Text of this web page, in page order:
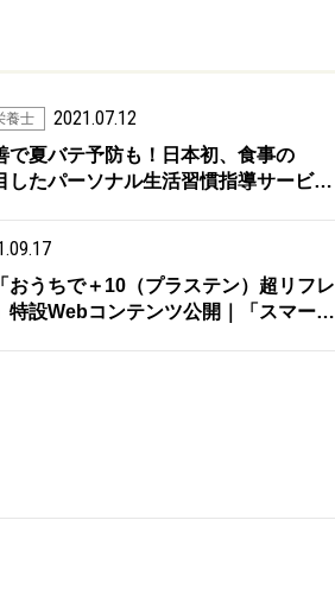
養士 2021.07.12
で夏バテ予防も！日本初、食事の
したパーソナル生活習慣指導サービ…
おうちで＋10（プラステン）超リフレ
特設Webコンテンツ公開｜「スマー…